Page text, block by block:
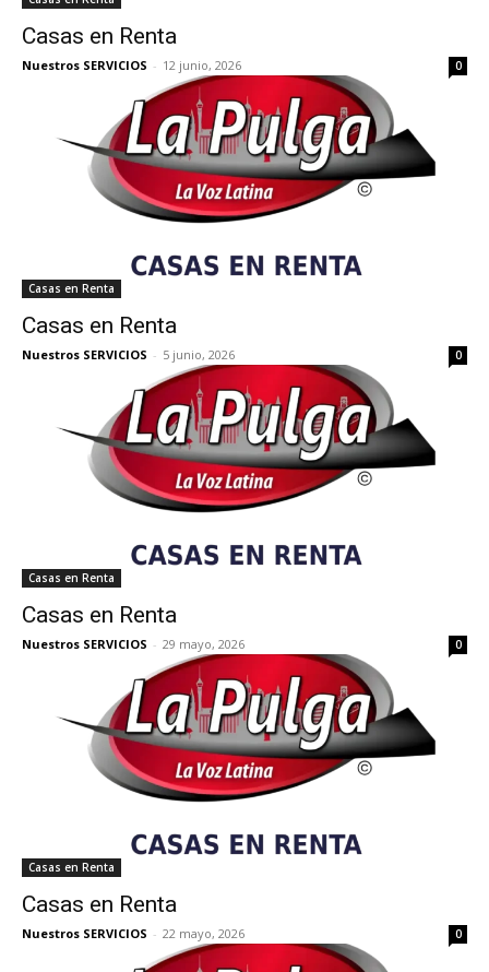
Casas en Renta
Nuestros SERVICIOS - 12 junio, 2026 0
Casas en Renta
Casas en Renta
Nuestros SERVICIOS - 5 junio, 2026 0
Casas en Renta
Casas en Renta
Nuestros SERVICIOS - 29 mayo, 2026 0
Casas en Renta
Casas en Renta
Nuestros SERVICIOS - 22 mayo, 2026 0